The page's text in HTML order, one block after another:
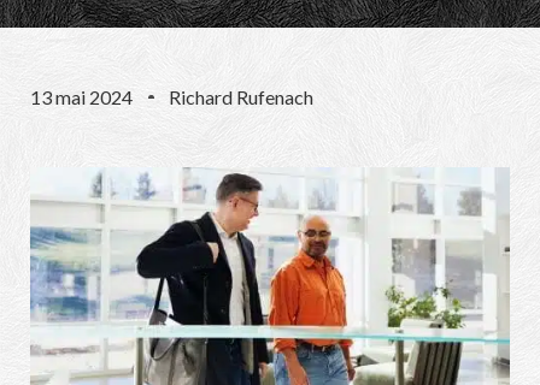
13 mai 2024 Richard Rufenach